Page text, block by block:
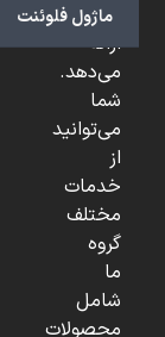
ماژول فلوئنت
...
ارائه
می‌دهد.
شما
می‌توانید
از
خدمات
مختلف
گروه
ما
شامل
محصولات